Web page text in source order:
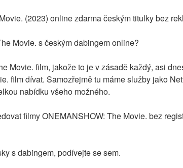
(2023) online zdarma českým titulky bez
Movie. s českým dabingem online?
Movie. film, jakože to je v zásadě každý, asi
film dívat. Samozřejmě tu máme služby jako
nabídku všeho možného.
filmy ONEMANSHOW: The Movie. bez
s dabingem, podívejte se sem.